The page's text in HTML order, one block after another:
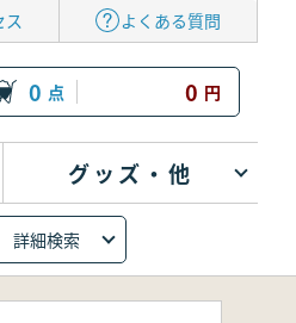
ス よくある質問
0 点 0 円
グッズ・他
詳細検索